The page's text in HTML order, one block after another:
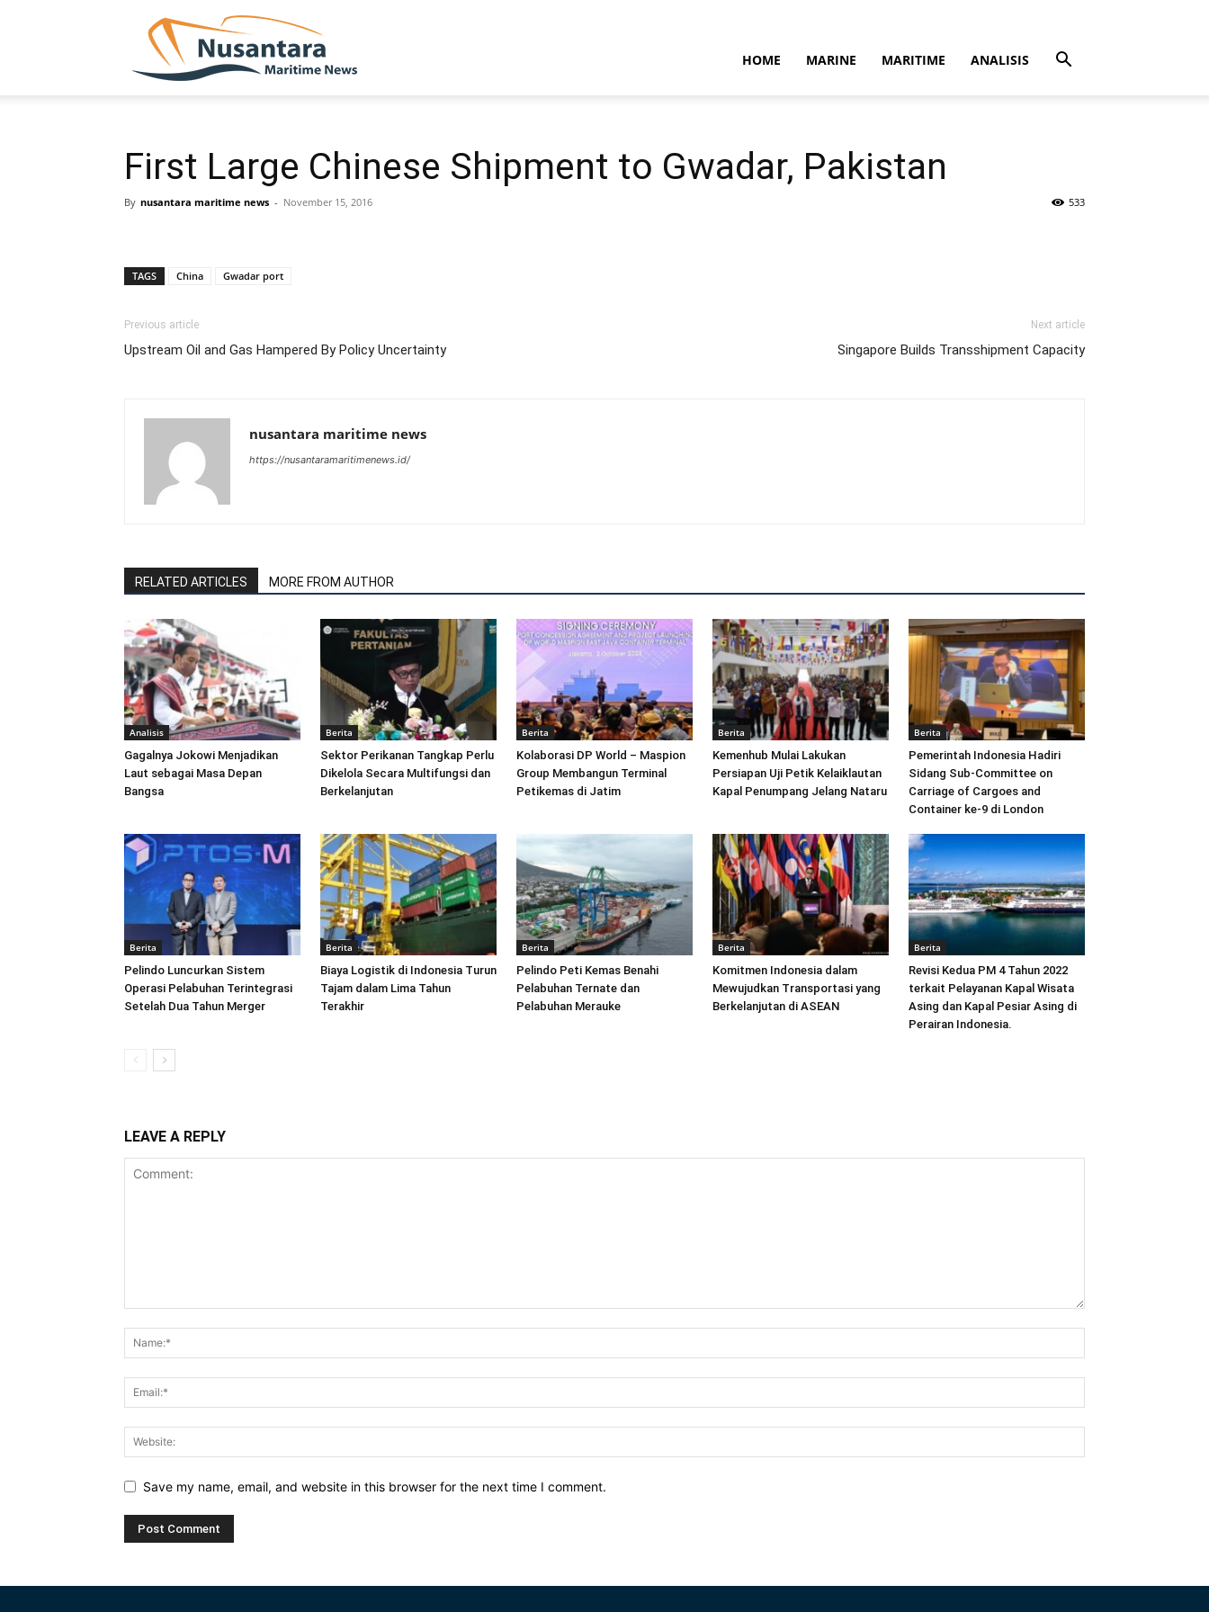
HOME MARINE MARITIME ANALISIS
First Large Chinese Shipment to Gwadar, Pakistan
By nusantara maritime news - November 15, 2016 533
TAGS China Gwadar port
Previous article
Upstream Oil and Gas Hampered By Policy Uncertainty
Next article
Singapore Builds Transshipment Capacity
nusantara maritime news
https://nusantaramaritimenews.id/
RELATED ARTICLES MORE FROM AUTHOR
Analisis
Gagalnya Jokowi Menjadikan
Laut sebagai Masa Depan
Bangsa
Berita
Sektor Perikanan Tangkap Perlu
Dikelola Secara Multifungsi dan
Berkelanjutan
Berita
Kolaborasi DP World – Maspion
Group Membangun Terminal
Petikemas di Jatim
Berita
Kemenhub Mulai Lakukan
Persiapan Uji Petik Kelaiklautan
Kapal Penumpang Jelang Nataru
Berita
Pemerintah Indonesia Hadiri
Sidang Sub-Committee on
Carriage of Cargoes and
Container ke-9 di London
Berita
Pelindo Luncurkan Sistem
Operasi Pelabuhan Terintegrasi
Setelah Dua Tahun Merger
Berita
Biaya Logistik di Indonesia Turun
Tajam dalam Lima Tahun
Terakhir
Berita
Pelindo Peti Kemas Benahi
Pelabuhan Ternate dan
Pelabuhan Merauke
Berita
Komitmen Indonesia dalam
Mewujudkan Transportasi yang
Berkelanjutan di ASEAN
Berita
Revisi Kedua PM 4 Tahun 2022
terkait Pelayanan Kapal Wisata
Asing dan Kapal Pesiar Asing di
Perairan Indonesia.
LEAVE A REPLY
Save my name, email, and website in this browser for the next time I comment.